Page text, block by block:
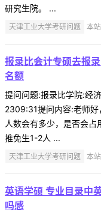
研究生院。 ...
天津工业大学考研问题 本
报录比会计专硕去报
名额
提问问题:报录比学院:经
2309:31提问内容:老师好
人数会有多少，是否会
推免生1-2人 ...
天津工业大学考研问题 本
英语学硕 专业目录中
吗感